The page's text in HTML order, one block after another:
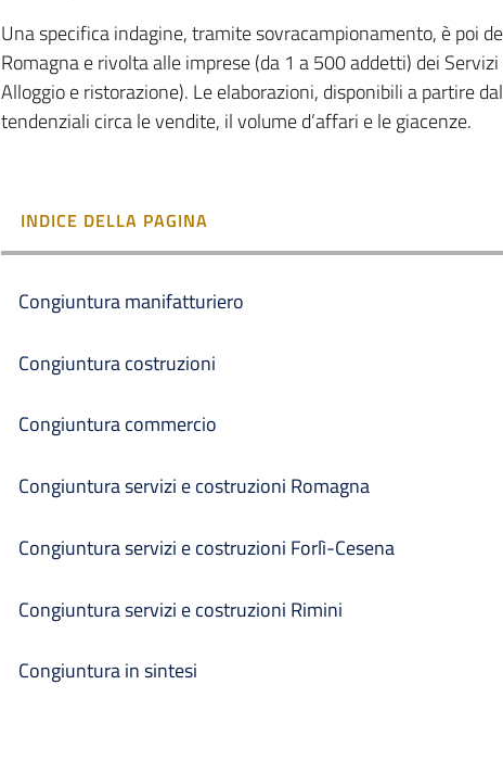
Una specifica indagine, tramite sovracampionamento, è poi
Romagna e rivolta alle imprese (da 1 a 500 addetti) dei
Alloggio e ristorazione). Le elaborazioni, disponibili a partire
tendenziali circa le vendite, il volume d’affari e le giacenze.
INDICE DELLA PAGINA
Congiuntura manifatturiero
Congiuntura costruzioni
Congiuntura commercio
Congiuntura servizi e costruzioni Romagna
Congiuntura servizi e costruzioni Forlì-Cesena
Congiuntura servizi e costruzioni Rimini
Congiuntura in sintesi